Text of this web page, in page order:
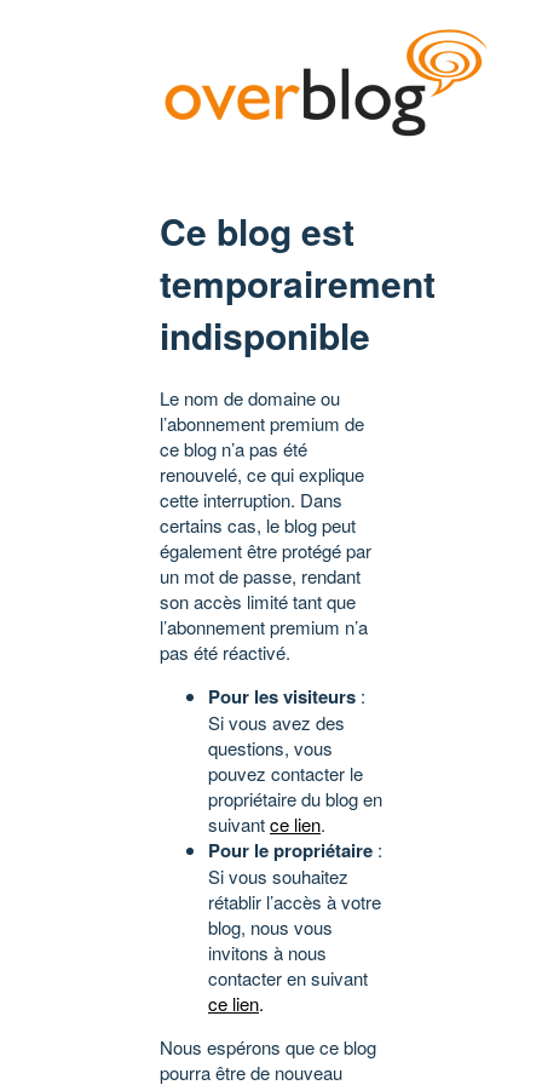
Ce blog est
temporairement
indisponible
Le nom de domaine ou
l’abonnement premium de
ce blog n’a pas été
renouvelé, ce qui explique
cette interruption. Dans
certains cas, le blog peut
également être protégé par
un mot de passe, rendant
son accès limité tant que
l’abonnement premium n’a
pas été réactivé.
Pour les visiteurs :
Si vous avez des
questions, vous
pouvez contacter le
propriétaire du blog en
suivantce lien.
Pour le propriétaire :
Si vous souhaitez
rétablir l’accès à votre
blog, nous vous
invitons à nous
contacter en suivant
ce lien.
Nous espérons que ce blog
pourra être de nouveau